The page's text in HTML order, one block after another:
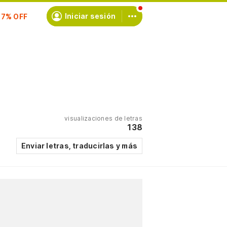
Iniciar sesión
visualizaciones de letras
138
Enviar letras, traducirlas y más